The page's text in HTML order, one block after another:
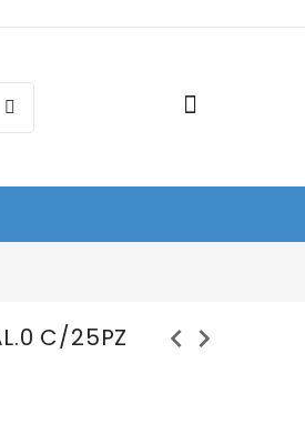
C/25PZ
chevron_left chevron_right